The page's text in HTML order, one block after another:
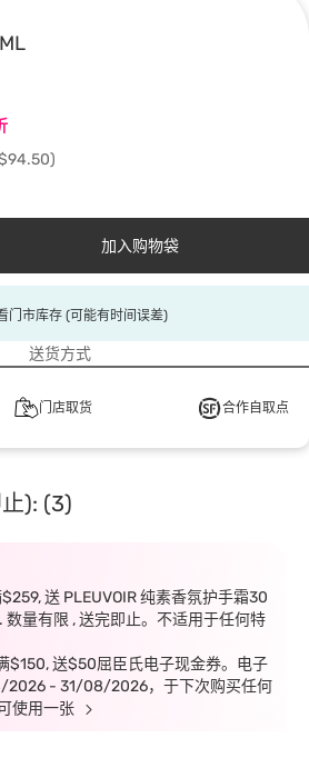
加入购物袋
门市库存 (可能有时间误差)
送货方式
门店取货 合作自取点
): (3)
送 PLEUVOIR 纯素香氛护手霜30
量有限 , 送完即止。不适用于任何特
$150, 送$50屈臣氏电子现金券。电子
2026 - 31/08/2026，于下次购买任何
使用一张